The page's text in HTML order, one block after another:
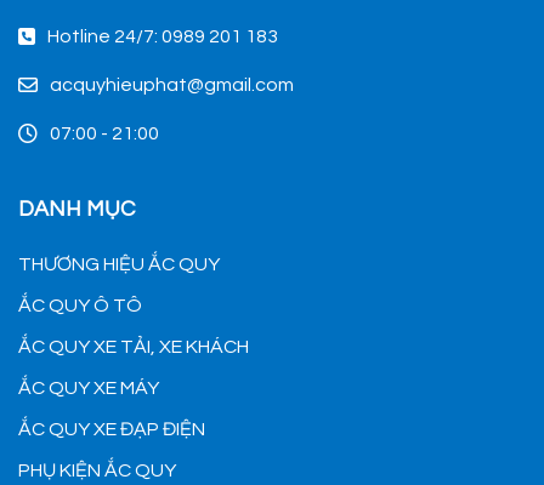
Hotline 24/7: 0989 201 183
acquyhieuphat@gmail.com
07:00 - 21:00
DANH MỤC
THƯƠNG HIỆU ẮC QUY
ẮC QUY Ô TÔ
ẮC QUY XE TẢI, XE KHÁCH
ẮC QUY XE MÁY
ẮC QUY XE ĐẠP ĐIỆN
PHỤ KIỆN ẮC QUY